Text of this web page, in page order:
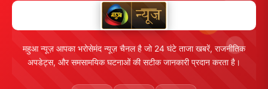
महुआ न्यूज़ आपका भरोसेमंद न्यूज़ चैनल है जो 24 घंटे ताजा खबरें, राजनीतिक
अपडेट्स, और समसामयिक घटनाओं की सटीक जानकारी प्रदान करता है।